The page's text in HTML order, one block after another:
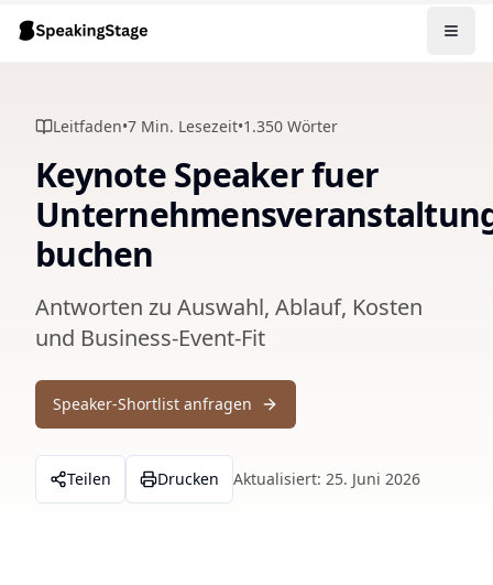
Leitfaden•7 Min. Lesezeit•1.350 Wörter
Keynote Speaker fuer
buchen
Antworten zu Auswahl, Ablauf, Kosten
und Business-Event-Fit
Speaker-Shortlist anfragen
Teilen Drucken Aktualisiert: 25. Juni 2026